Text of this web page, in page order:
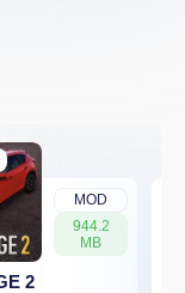
MOD
944.2
MB
2